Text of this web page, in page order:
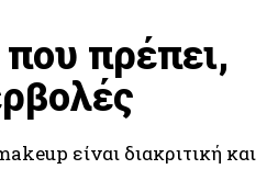
πρέπει,
είναι διακριτική και